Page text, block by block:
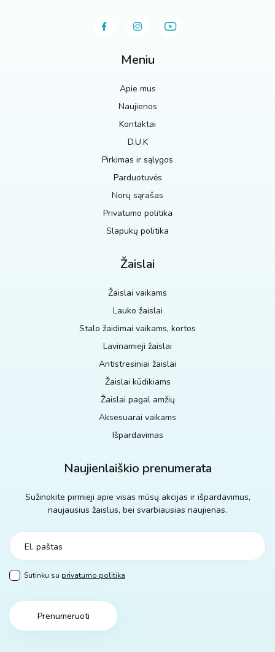
Meniu
Apie mus
Naujienos
Kontaktai
D.U.K
Pirkimas ir sąlygos
Parduotuvės
Norų sąrašas
Privatumo politika
Slapukų politika
Žaislai
Žaislai vaikams
Lauko žaislai
Stalo žaidimai vaikams, kortos
Lavinamieji žaislai
Antistresiniai žaislai
Žaislai kūdikiams
Žaislai pagal amžių
Aksesuarai vaikams
Išpardavimas
Naujienlaiškio prenumerata
Sužinokite pirmieji apie visas mūsų akcijas ir išpardavimus,
naujausius žaislus, bei svarbiausias naujienas.
Sutinku su privatumo politika
Prenumeruoti